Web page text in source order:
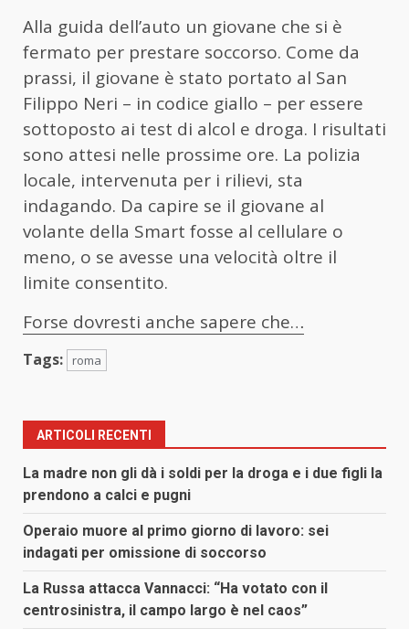
Alla guida dell’auto un giovane che si è
fermato per prestare soccorso. Come da
prassi, il giovane è stato portato al San
Filippo Neri – in codice giallo – per essere
sottoposto ai test di alcol e droga. I risultati
sono attesi nelle prossime ore. La polizia
locale, intervenuta per i rilievi, sta
indagando. Da capire se il giovane al
volante della Smart fosse al cellulare o
meno, o se avesse una velocità oltre il
limite consentito.
Forse dovresti anche sapere che…
Tags: roma
ARTICOLI RECENTI
La madre non gli dà i soldi per la droga e i due figli la
prendono a calci e pugni
Operaio muore al primo giorno di lavoro: sei
indagati per omissione di soccorso
La Russa attacca Vannacci: “Ha votato con il
centrosinistra, il campo largo è nel caos”